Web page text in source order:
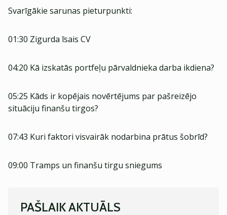
Svarīgākie sarunas pieturpunkti:
01:30 Zigurda īsais CV
04:20 Kā izskatās portfeļu pārvaldnieka darba ikdiena?
05:25 Kāds ir kopējais novērtējums par pašreizējo
situāciju finanšu tirgos?
07:43 Kuri faktori visvairāk nodarbina prātus šobrīd?
09:00 Tramps un finanšu tirgu sniegums
PAŠLAIK AKTUĀLS